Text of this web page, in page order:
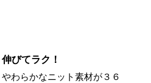
伸びてラク！
やわらかなニット素材が３６